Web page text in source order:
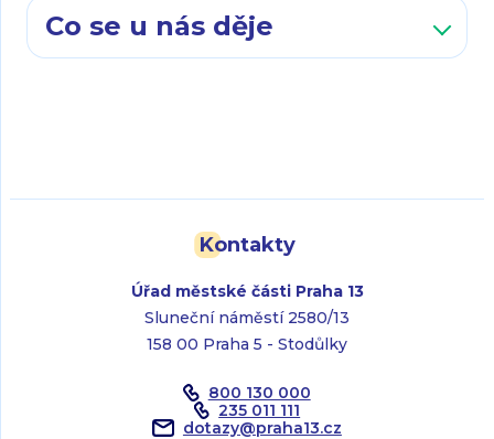
Co se u nás děje
Kontakty
Úřad městské části Praha 13
Sluneční náměstí 2580/13
158 00 Praha 5 - Stodůlky
800 130 000
235 011 111
dotazy@praha13.cz